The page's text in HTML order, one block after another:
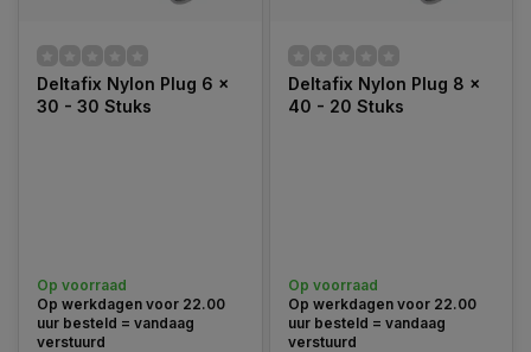
Deltafix Nylon Plug 6 x
30 - 30 Stuks
Op voorraad
Op werkdagen voor 22.00
uur besteld = vandaag
verstuurd
Deltafix Nylon Plug 8 x
40 - 20 Stuks
Op voorraad
Op werkdagen voor 22.00
uur besteld = vandaag
verstuurd